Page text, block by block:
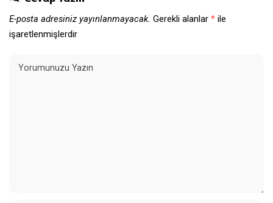
E-posta adresiniz yayınlanmayacak. Gerekli alanlar * ile
işaretlenmişlerdir